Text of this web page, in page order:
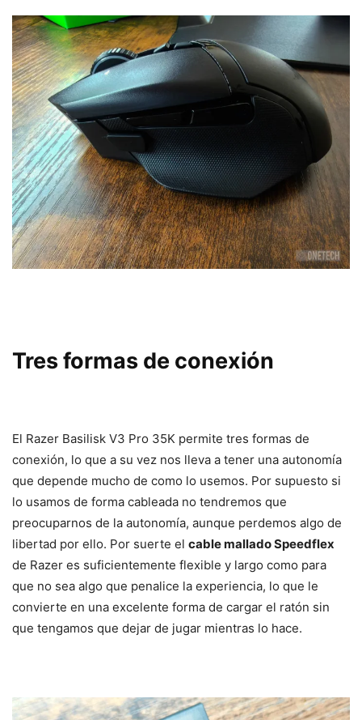
Tres formas de conexión
El Razer Basilisk V3 Pro 35K permite tres formas de
conexión, lo que a su vez nos lleva a tener una autonomía
que depende mucho de como lo usemos. Por supuesto si
lo usamos de forma cableada no tendremos que
preocuparnos de la autonomía, aunque perdemos algo de
libertad por ello. Por suerte el cable mallado Speedflex
de Razer es suficientemente flexible y largo como para
que no sea algo que penalice la experiencia, lo que le
convierte en una excelente forma de cargar el ratón sin
que tengamos que dejar de jugar mientras lo hace.